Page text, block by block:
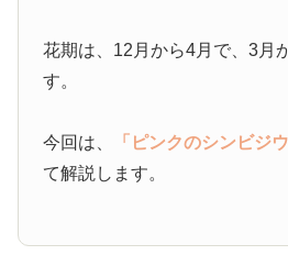
花期は、12月から4月で、3月
す。
今回は、 「ピンクのシンビジ
て解説します。